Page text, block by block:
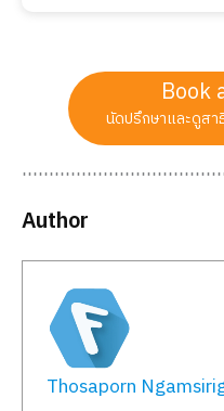
Book
นัดปรึกษาและดูสา
Author
Thosaporn